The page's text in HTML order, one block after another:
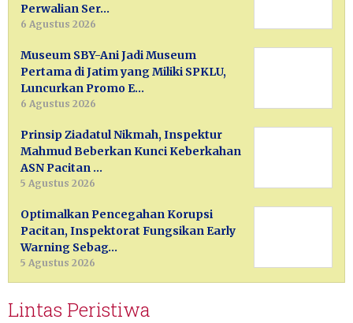
Perwalian Ser…
6 Agustus 2026
Museum SBY-Ani Jadi Museum
Pertama di Jatim yang Miliki SPKLU,
Luncurkan Promo E…
6 Agustus 2026
Prinsip Ziadatul Nikmah, Inspektur
Mahmud Beberkan Kunci Keberkahan
ASN Pacitan …
5 Agustus 2026
Optimalkan Pencegahan Korupsi
Pacitan, Inspektorat Fungsikan Early
Warning Sebag…
5 Agustus 2026
Lintas Peristiwa